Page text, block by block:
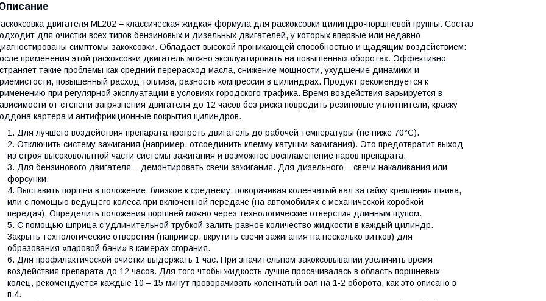
двигателя ML202 – классическая жидкая формула для раскоксовки цилиндро-поршневой группы. Состав
для очистки всех типов бензиновых и дизельных двигателей, у которых впервые или недавно
симптомы закоксовки. Обладает высокой проникающей способностью и щадящим воздействием:
применения этой раскоксовки двигатель можно эксплуатировать на повышенных оборотах. Эффективно
такие проблемы как средний перерасход масла, снижение мощности, ухудшение динамики и
повышенный расход топлива, разность компрессии в цилиндрах. Продукт рекомендуется к
при регулярной эксплуатации в условиях городского трафика. Время воздействия варьируется в
от степени загрязнения двигателя до 12 часов без риска повредить резиновые уплотнители, краску
картера и антифрикционные покрытия цилиндров.
Для лучшего воздействия препарата прогреть двигатель до рабочей температуры (не ниже 70°C).
Отключить систему зажигания (например, отсоединить клемму катушки зажигания). Это предотвратит выход
из строя высоковольтной части системы зажигания и возможное воспламенение паров препарата.
Для бензинового двигателя – демонтировать свечи зажигания. Для дизельного – свечи накаливания или
форсунки.
Выставить поршни в положение, близкое к среднему, поворачивая коленчатый вал за гайку крепления шкива,
или с помощью ведущего колеса при включенной передаче (на автомобилях с механической коробкой
передач). Определить положения поршней можно через технологические отверстия длинным щупом.
С помощью шприца с удлинительной трубкой залить равное количество жидкости в каждый цилиндр.
Закрыть технологические отверстия (например, вкрутить свечи зажигания на несколько витков) для
образования «паровой бани» в камерах сгорания.
Для профилактической очистки выдержать 1 час. При значительном закоксовывании увеличить время
воздействия препарата до 12 часов. Для того чтобы жидкость лучше просачивалась в область поршневых
колец, рекомендуется каждые 10 – 15 минут проворачивать коленчатый вал на 1-2 оборота, как это описано в
п.4.